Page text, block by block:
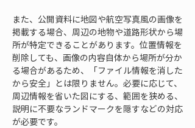
また、公開資料に地図や航空写真風の画像を
掲載する場合、周辺の地物や道路形状から場
所が特定できることがあります。位置情報を
削除しても、画像の内容自体から場所が分か
る場合があるため、「ファイル情報を消した
から安全」とは限りません。必要に応じて、
周辺情報を省いた図にする、範囲を狭める、
説明に不要なランドマークを隠すなどの対応
が必要です。